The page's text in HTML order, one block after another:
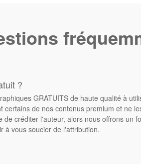
?
GRATUITS de haute qualité à
de nos contenus premium et ne
de créditer l'auteur, alors nous offrons
à vous soucier de l'attribution.